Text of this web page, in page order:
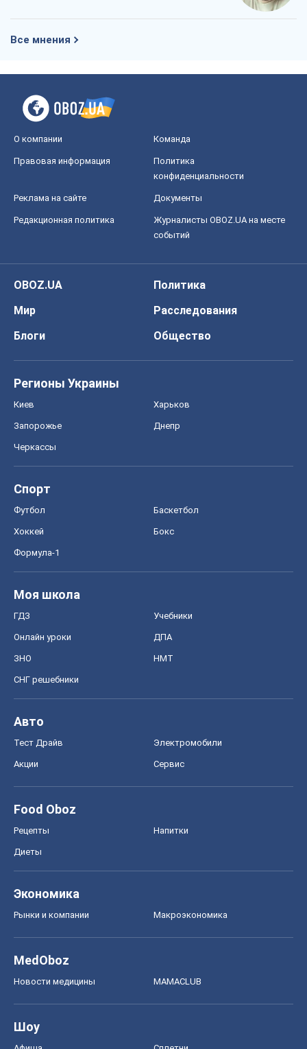
Все мнения
О компании Команда
Правовая информация
Политика
конфиденциальности
Реклама на сайте Документы
Редакционная политика
Журналисты OBOZ.UA на месте
событий
OBOZ.UA
Политика
Мир
Расследования
Блоги
Общество
Регионы Украины
Киев Харьков
Запорожье Днепр
Черкассы
Спорт
Футбол Баскетбол
Хоккей Бокс
Формула-1
Моя школа
ГДЗ Учебники
Онлайн уроки ДПА
ЗНО НМТ
СНГ решебники
Авто
Тест Драйв Электромобили
Акции Сервис
Food Oboz
Рецепты Напитки
Диеты
Экономика
Рынки и компании Mакроэкономика
MedOboz
Новости медицины MAMACLUB
Шоу